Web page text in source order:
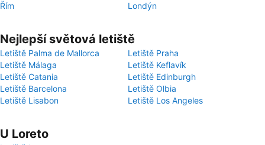
Řím
Londýn
Nejlepší světová letiště
Letiště Palma de Mallorca
Letiště Praha
Letiště Málaga
Letiště Keflavík
Letiště Catania
Letiště Edinburgh
Letiště Barcelona
Letiště Olbia
Letiště Lisabon
Letiště Los Angeles
U Loreto